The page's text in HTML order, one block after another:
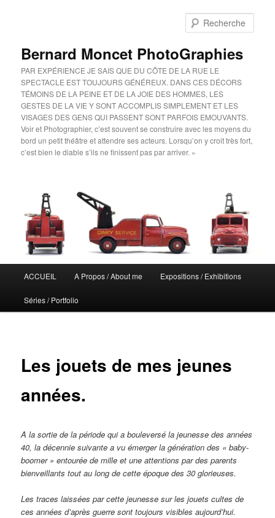
Bernard Moncet PhotoGraphies
PAR EXPÉRIENCE JE SAIS QUE DU CÔTE DE LA RUE LE
SPECTACLE EST TOUJOURS GÉNÉREUX. DANS CES DÉCORS
TÉMOINS DE LA PEINE ET DE LA JOIE DES HOMMES, LES
GESTES DE LA VIE Y SONT ACCOMPLIS SIMPLEMENT ET LES
VISAGES DES GENS QUI PASSENT SONT PARFOIS EMOUVANTS.
Voir et Photographier, c’est souvent se construire avec les moyens du
bord un petit théâtre et attendre ses acteurs. Lorsqu’on y croit très fort,
c’est bien le diable s’ils ne finissent pas par arriver. »
principal
ACCUEIL A Propos / About me Expositions / Exhibitions
Séries / Portfolio
Les jouets de mes jeunes
années.
A la sortie de la période qui a bouleversé la jeunesse des années
40, la décennie suivante a vu émerger la génération des « baby-
boomer » entourée de mille et une attentions par des parents
bienveillants tout au long de cette époque des 30 glorieuses.
Les traces laissées par cette jeunesse sur les jouets cultes de
ces années d’après guerre sont toujours visibles aujourd’hui.